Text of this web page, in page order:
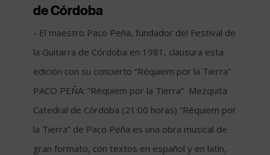
de Córdoba
- El maestro Paco Peña, fundador del Festival de
la Guitarra de Córdoba en 1981, clausura esta
edición con su concierto “Réquiem por la Tierra”
PACO PEÑA: “Réquiem por la Tierra” Mezquita
Catedral de Córdoba (21:00 horas) “Réquiem por
la Tierra” de Paco Peña es una obra musical de
gran formato, con textos en español y en latín,